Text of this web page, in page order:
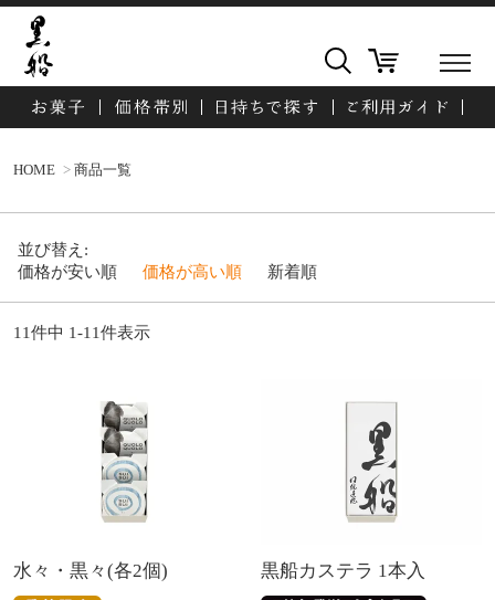
HOME 商品一覧
並び替え
価格が安い順
価格が高い順 新着順
11件中 1-11件表示
水々・黒々(各2個) 黒船カステラ 1本入